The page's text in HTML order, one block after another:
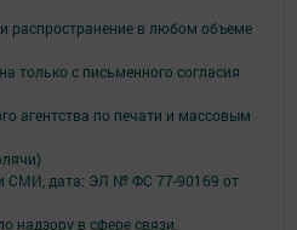
распространение в любом объеме
только с письменного согласия
агентства по печати и массовым
СМИ, дата: ЭЛ № ФС 77-90169 от
надзору в сфере связи,